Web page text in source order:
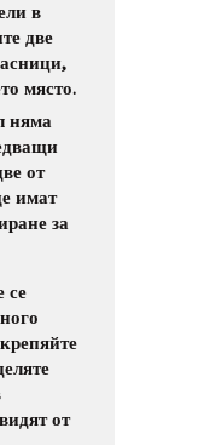
в
две
място.
няма
от
имат
за
се
от